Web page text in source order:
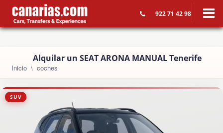
922 71 42 98
Alquilar un SEAT ARONA MANUAL Tenerife
Inicio coches
SUV